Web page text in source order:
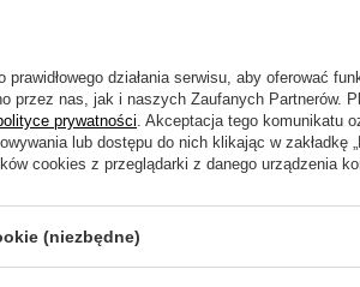
zdjęcie produktu:
działania serwisu, aby oferować
przez nas, jak i naszych Zaufanych Partnerów.
prywatności. Akceptacja tego komunikatu
lub dostępu do nich klikając w zakładkę
cookies z przeglądarki z danego urządzenia
(niezbędne)